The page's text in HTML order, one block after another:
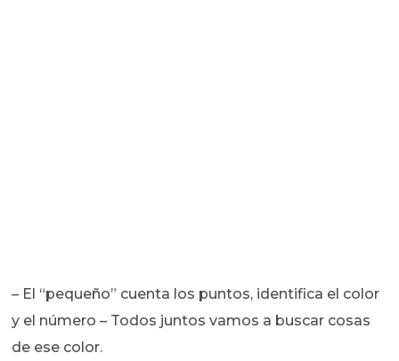
– El “pequeño” cuenta los puntos, identifica el color
y el número – Todos juntos vamos a buscar cosas
de ese color.